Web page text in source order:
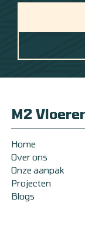
M2
Home
Over ons
Onze aanpak
Projecten
Blogs